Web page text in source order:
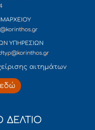
ΥΠΗΡΕΣΙΩΝ
αιτημάτων
ΔΕΛΤΙΟ